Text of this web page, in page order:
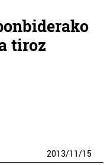
tiroz
2013/11/15